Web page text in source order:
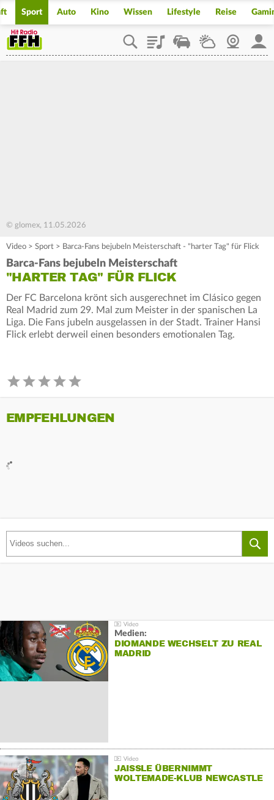
Sport Auto Kino Wissen Lifestyle Reise
PlaylistStaupilotWetterWebcam
© glomex, 11.05.2026
Video > Sport > Barca-Fans bejubeln Meisterschaft - "harter Tag" für Flick
Barca-Fans bejubeln Meisterschaft
"HARTER TAG" FÜR FLICK
Der FC Barcelona krönt sich ausgerechnet im Clásico gegen
Real Madrid zum 29. Mal zum Meister in der spanischen La
Liga. Die Fans jubeln ausgelassen in der Stadt. Trainer Hansi
Flick erlebt derweil einen besonders emotionalen Tag.
EMPFEHLUNGEN
Medien:
DIOMANDE WECHSELT ZU REAL
MADRID
JAISSLE ÜBERNIMMT
WOLTEMADE-KLUB NEWCASTLE